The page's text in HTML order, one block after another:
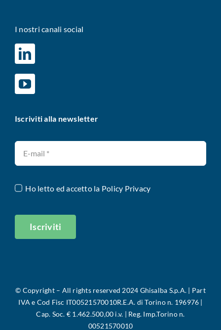
I nostri canali social
Iscriviti alla newsletter
Ho letto ed accetto la Policy Privacy
Iscriviti
© Copyright – All rights reserved 2024 Ghisalba S.p.A. | Part
IVA e Cod Fisc IT00521570010R.E.A. di Torino n. 196976 |
Cap. Soc. € 1.462.500,00 i.v. | Reg. Imp.Torino n.
00521570010